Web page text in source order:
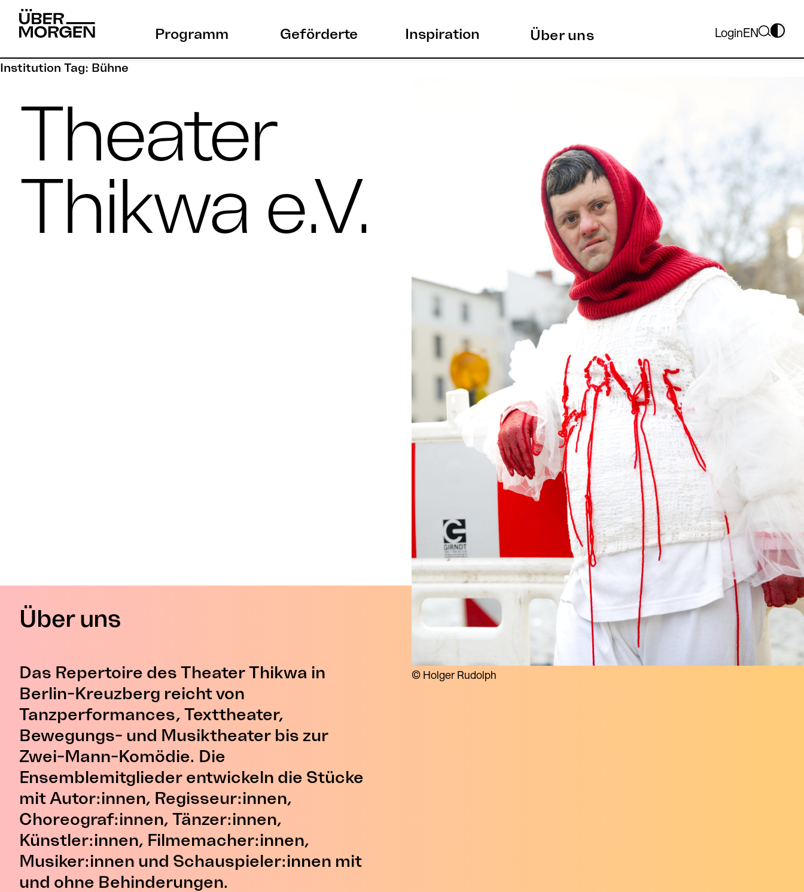
Skip
Programm Geförderte Inspiration Über uns LoginEN
Institution Tag: Bühne
Theater
Thikwa e.V.
© Holger Rudolph
Über uns
Das Repertoire des Theater Thikwa in
Berlin-Kreuzberg reicht von
Tanzperformances, Texttheater,
Bewegungs- und Musiktheater bis zur
Zwei-Mann-Komödie. Die
Ensemblemitglieder entwickeln die Stücke
mit Autor:innen, Regisseur:innen,
Choreograf:innen, Tänzer:innen,
Künstler:innen, Filmemacher:innen,
Musiker:innen und Schauspieler:innen mit
und ohne Behinderungen.